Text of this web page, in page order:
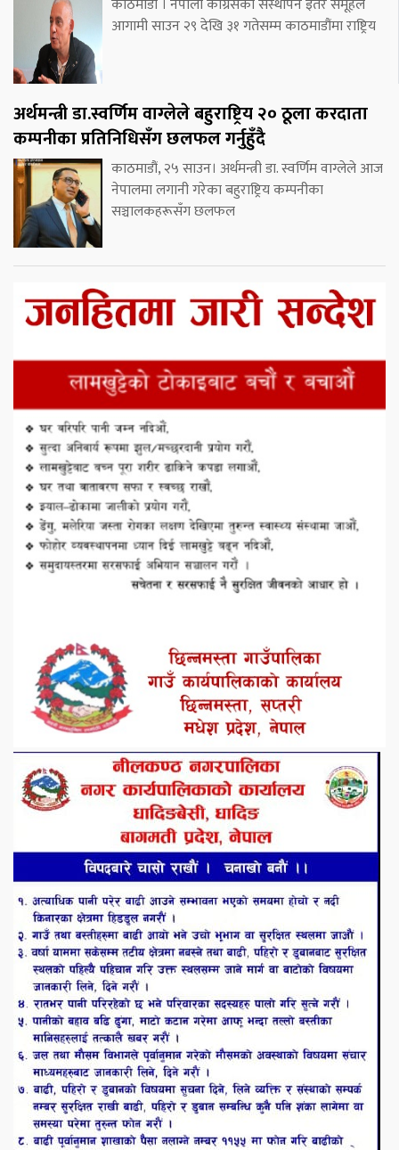
काठमाडौं । नेपाली कांग्रेसको संस्थापन इतर समूहले
आगामी साउन २९ देखि ३१ गतेसम्म काठमाडौंमा राष्ट्रिय
अर्थमन्त्री डा.स्वर्णिम वाग्लेले बहुराष्ट्रिय २० ठूला करदाता
कम्पनीका प्रतिनिधिसँग छलफल गर्नुहुँदै
काठमाडौं, २५ साउन। अर्थमन्त्री डा. स्वर्णिम वाग्लेले आज
नेपालमा लगानी गरेका बहुराष्ट्रिय कम्पनीका
सञ्चालकहरूसँग छलफल